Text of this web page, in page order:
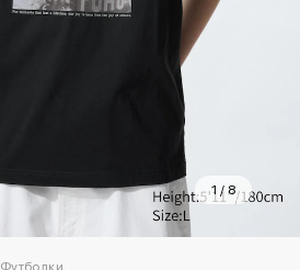
1 / 8
Футболки